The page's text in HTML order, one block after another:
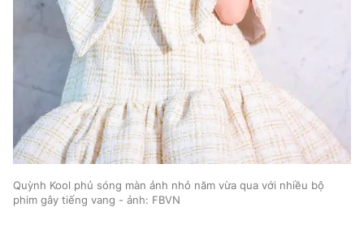
Quỳnh Kool phủ sóng màn ảnh nhỏ năm vừa qua với nhiều bộ
phim gây tiếng vang - ảnh: FBVN